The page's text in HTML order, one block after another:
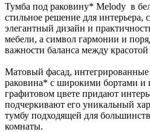
Тумба под раковину* Melody в
стильное решение для интерьера,
элегантный дизайн и
мебели, а символ гармонии и
важности баланса между
Матовый фасад, интегрированные
раковина* с широкими бортами и
графитовом цвете придают
подчеркивают его уникальный
тумбу подходящей для
комнаты.